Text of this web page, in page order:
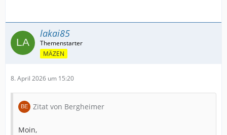
lakai85
MÄZEN
8. April 2026 um 15:20
Zitat von Bergheimer
Moin,